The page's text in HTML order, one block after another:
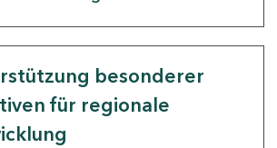
besonderer
für regionale